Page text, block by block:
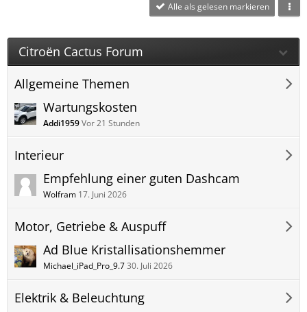
Alle als gelesen markieren
Citroën Cactus Forum
Allgemeine Themen
Wartungskosten
Addi1959Vor 21 Stunden
Interieur
Empfehlung einer guten Dashcam
Wolfram 17. Juni 2026
Motor, Getriebe & Auspuff
Ad Blue Kristallisationshemmer
Michael_iPad_Pro_9.730. Juli 2026
Elektrik & Beleuchtung